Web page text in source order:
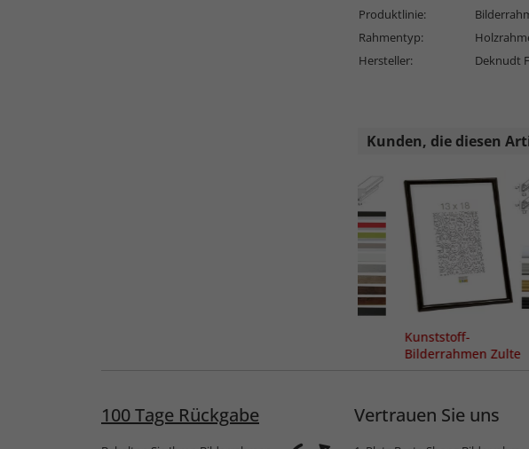
Produktlinie:
Rahmentyp:
Hersteller:
Deknudt
Kunden, die diesen
Kunststoff-
Bilderrahmen Zulte
100 Tage Rückgabe Vertrauen Sie uns